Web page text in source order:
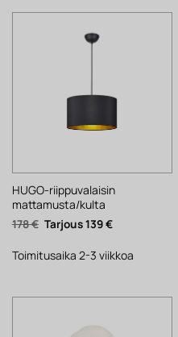
HUGO-riippuvalaisin
mattamusta/kulta
178€ Alkuperäinen
hinta
178 €.
139€Nykyinen
139 €.
Toimitusaika 2-3 viikkoa